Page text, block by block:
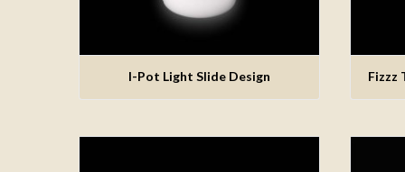
Aggiungi alla lista dei desideri
I-Pot Light Slide Design Fizzz